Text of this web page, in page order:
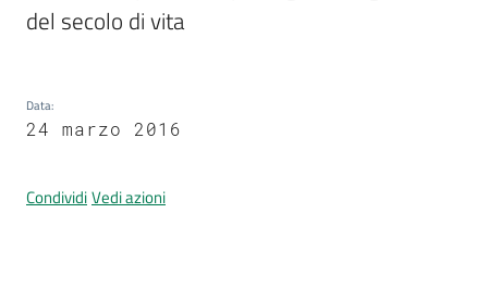
appuntamenti
l
l
del secolo di vita
Data:
24 marzo 2016
CondividiVedi azioni